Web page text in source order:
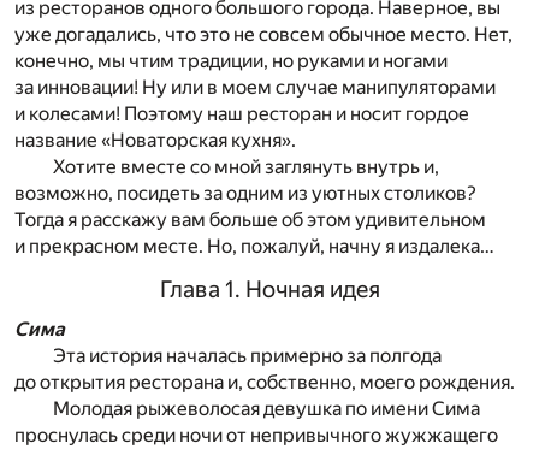
из ресторанов одного большого города. Наверное, вы
уже догадались, что это не совсем обычное место. Нет,
конечно, мы чтим традиции, но руками и ногами
за инновации! Ну или в моем случае манипуляторами
и колесами! Поэтому наш ресторан и носит гордое
название «Новаторская кухня».
Хотите вместе со мной заглянуть внутрь и,
возможно, посидеть за одним из уютных столиков?
Тогда я расскажу вам больше об этом удивительном
и прекрасном месте. Но, пожалуй, начну я издалека…
Глава 1. Ночная идея
Сима
Эта история началась примерно за полгода
до открытия ресторана и, собственно, моего рождения.
Молодая рыжеволосая девушка по имени Сима
проснулась среди ночи от непривычного жужжащего